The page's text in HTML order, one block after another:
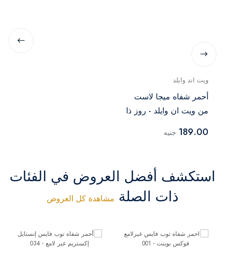
ويت اند وايلد
أحمر شفاه ميجا لاست
من ويت ان وايلد - روز ذا
189.00 جنيه
استكشف أفضل العروض في الفئات
ذات الصلة مشاهدة كل العروض